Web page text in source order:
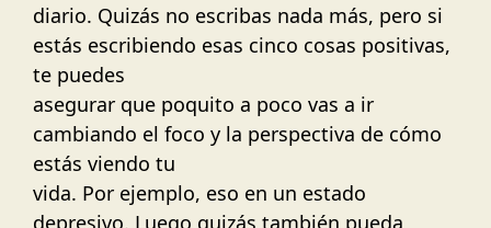
diario. Quizás no escribas nada más, pero si
estás escribiendo esas cinco cosas positivas,
te puedes
asegurar que poquito a poco vas a ir
cambiando el foco y la perspectiva de cómo
estás viendo tu
vida. Por ejemplo, eso en un estado
depresivo. Luego quizás también pueda